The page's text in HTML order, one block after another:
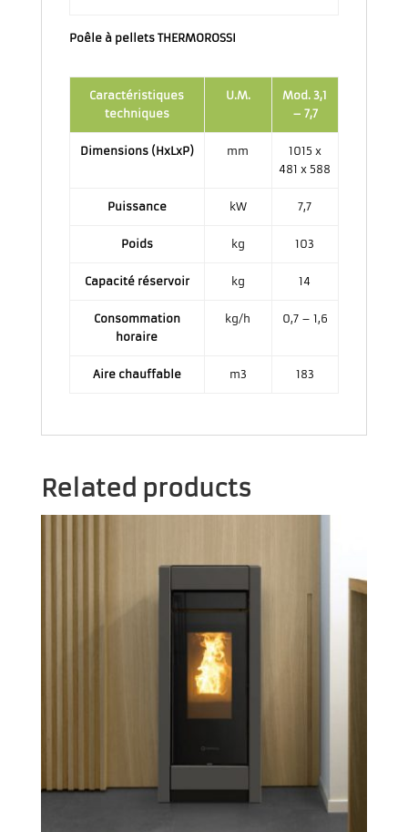
Poêle à pellets THERMOROSSI
Caractéristiques
techniques
U.M.
Mod. 3,1
– 7,7
Dimensions (HxLxP) mm
1015 x
481 x 588
Puissance kW 7,7
Poids kg 103
Capacité réservoir kg 14
Consommation
horaire
kg/h 0,7 – 1,6
Aire chauffable m3 183
Related products